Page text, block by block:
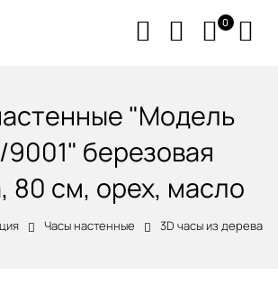
0
"Модель
9001" березовая
80 см, орех, масло
Часы настенные 3D часы из дерева